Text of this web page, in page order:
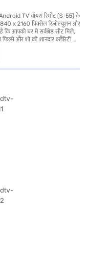
TV वॉयस रिमोट (S-55) के
x 2160 पिक्सेल रिज़ोल्यूशन और
कि आपको घर में सर्वश्रेष्ठ सीट मिले,
और शो को शानदार क्लैरिटी और
हैं. बिल्ट-इन वाई-फाई के साथ,
हैं. TV में वॉयस रिमोट, स्टैंड बेस और
विकल्प प्रदान करती हैं. 5
बनने के लिए डिज़ाइन किया
पोर्ट है. 130W की बिजली खपत
की निर्माता वारंटी के साथ,
फाइनेंस पर विकल्पों के बारे में